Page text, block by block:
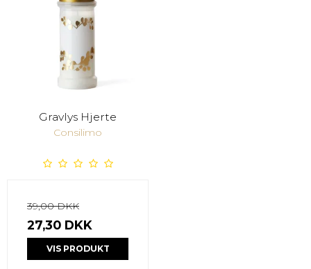
Gravlys Hjerte
Consilimo
39,00 DKK
27,30 DKK
VIS PRODUKT